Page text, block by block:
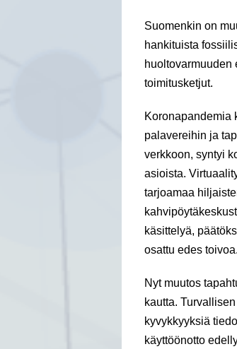
Suomenkin on
hankituista
huoltovarmuuden
toimitusketjut.
Koronapandemia
palavereihin ja
verkkoon, syntyi
asioista.
tarjoamaa
käsittelyä,
osattu edes toivoa.
Nyt muutos
kautta.
kyvykkyyksiä
käyttöönotto